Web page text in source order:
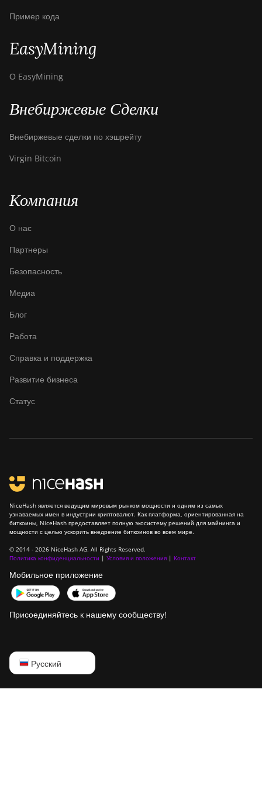
Пример кода
EasyMining
О EasyMining
Внебиржевые Сделки
Внебиржевые сделки по хэшрейту
Virgin Bitcoin
Компания
О нас
Партнеры
Безопасность
Медиа
Блог
Работа
Справка и поддержка
Развитие бизнеса
Статус
NiceHash является ведущим мировым рынком мощности и одним из самых
узнаваемых имен в индустрии криптовалют. Как платформа, ориентированная на
биткоины, NiceHash предоставляет полную экосистему решений для майнинга и
мощности с целью ускорить внедрение биткоинов во всем мире.
© 2014 - 2026 NiceHash AG. All Rights Reserved.
Политика конфиденциальности | Условия и положения | Контакт
Мобильное приложение
Присоединяйтесь к нашему сообществу!
Русский
English